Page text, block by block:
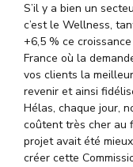
S’il y a bien un
c’est le Wellness,
+6,5 % ce
France où la
vos clients la
revenir et ainsi
Hélas, chaque jour,
coûtent très cher au
projet avait été
créer cette